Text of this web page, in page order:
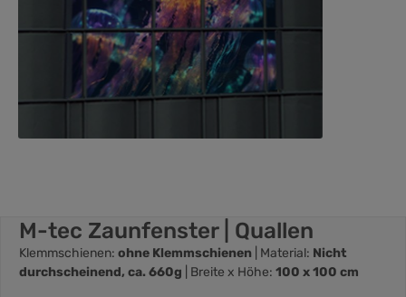
M-tec Zaunfenster | Quallen
Klemmschienen: ohne Klemmschienen | Material: Nicht
durchscheinend, ca. 660g
| Breite x Höhe: 100 x 100 cm